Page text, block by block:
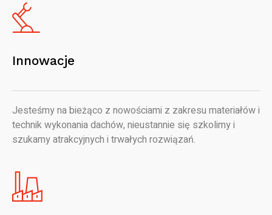
Innowacje
Jesteśmy na bieżąco z nowościami z zakresu materiałów i
technik wykonania dachów, nieustannie się szkolimy i
szukamy atrakcyjnych i trwałych rozwiązań.